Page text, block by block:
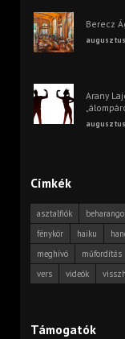
Berecz
Arany
Címkék
asztalfiók
fénykör
haiku
meghívó
műfordítás
vers
videók
Támogatók